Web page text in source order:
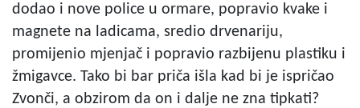
dodao i nove police u ormare, popravio kvake i
magnete na ladicama, sredio drvenariju,
promijenio mjenjač i popravio razbijenu plastiku i
žmigavce. Tako bi bar priča išla kad bi je ispričao
Zvonči, a obzirom da on i dalje ne zna tipkati?